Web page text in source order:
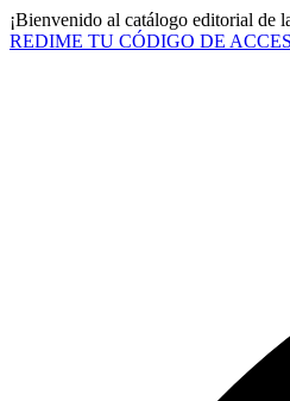
¡Bienvenido al catálogo editorial de
REDIME TU CÓDIGO DE